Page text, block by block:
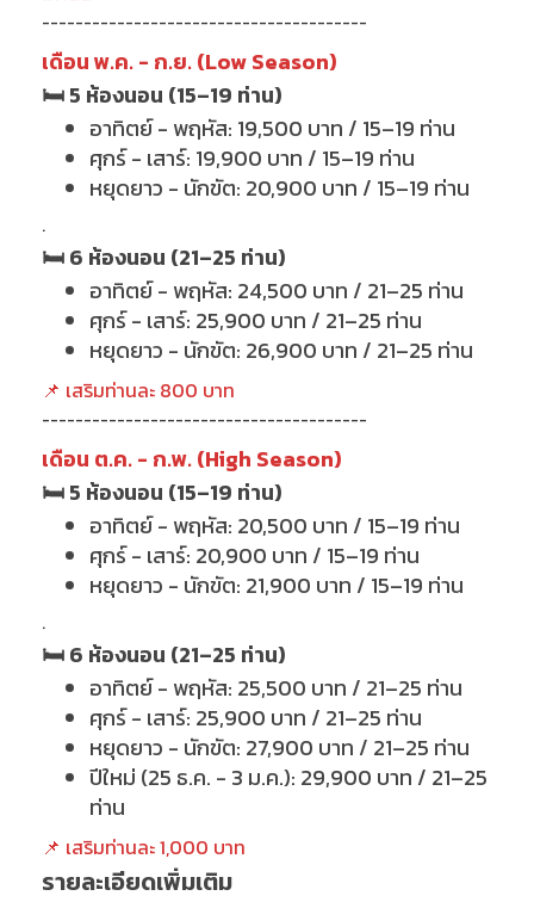
---------------------------------------
เดือน พ.ค. - ก.ย. (Low Season)
🛏 5 ห้องนอน (15–19 ท่าน)
อาทิตย์ - พฤหัส: 19,500 บาท / 15–19 ท่าน
ศุกร์ - เสาร์: 19,900 บาท / 15–19 ท่าน
หยุดยาว - นักขัต: 20,900 บาท / 15–19 ท่าน
.
🛏 6 ห้องนอน (21–25 ท่าน)
อาทิตย์ - พฤหัส: 24,500 บาท / 21–25 ท่าน
ศุกร์ - เสาร์: 25,900 บาท / 21–25 ท่าน
หยุดยาว - นักขัต: 26,900 บาท / 21–25 ท่าน
📌 เสริมท่านละ 800 บาท
---------------------------------------
เดือน ต.ค. - ก.พ. (High Season)
🛏 5 ห้องนอน (15–19 ท่าน)
อาทิตย์ - พฤหัส: 20,500 บาท / 15–19 ท่าน
ศุกร์ - เสาร์: 20,900 บาท / 15–19 ท่าน
หยุดยาว - นักขัต: 21,900 บาท / 15–19 ท่าน
.
🛏 6 ห้องนอน (21–25 ท่าน)
อาทิตย์ - พฤหัส: 25,500 บาท / 21–25 ท่าน
ศุกร์ - เสาร์: 25,900 บาท / 21–25 ท่าน
หยุดยาว - นักขัต: 27,900 บาท / 21–25 ท่าน
ปีใหม่ (25 ธ.ค. - 3 ม.ค.): 29,900 บาท / 21–25
ท่าน
📌 เสริมท่านละ 1,000 บาท
รายละเอียดเพิ่มเติม